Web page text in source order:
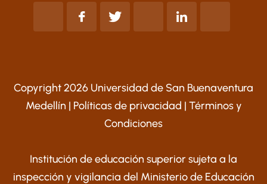
Copyright 2026 Universidad de San Buenaventura
Medellín | Políticas de privacidad | Términos y
Condiciones
Institución de educación superior sujeta a la
inspección y vigilancia del Ministerio de Educación